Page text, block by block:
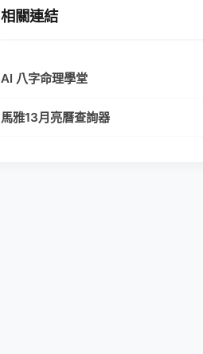
相關連結
AI 八字命理學堂
馬雅13月亮曆查詢器